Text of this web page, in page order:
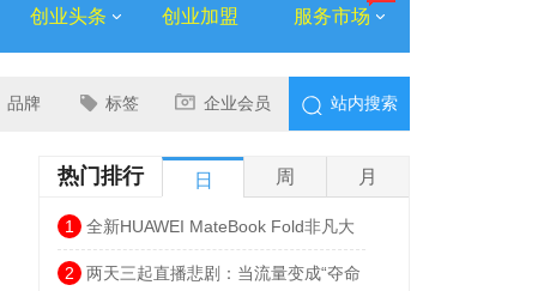
创业头条 创业加盟 服务市场
品牌 标签 企业会员 站内搜索
热门排行 日 周 月
1 全新HUAWEI MateBook Fold非凡大
师发布 巨幕书写打造折叠电脑巅峰体验
2 两天三起直播悲剧：当流量变成“夺命